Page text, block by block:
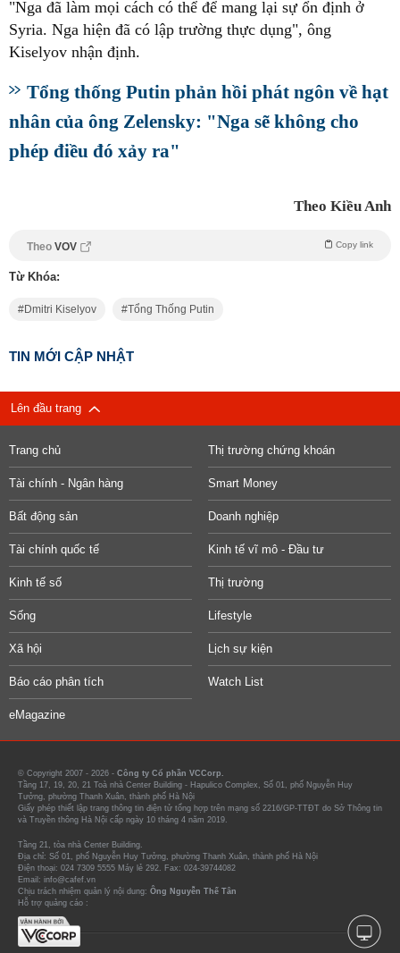
"Nga đã làm mọi cách có thể để mang lại sự ổn định ở
Syria. Nga hiện đã có lập trường thực dụng", ông
Kiselyov nhận định.
Tổng thống Putin phản hồi phát ngôn về hạt
nhân của ông Zelensky: "Nga sẽ không cho
phép điều đó xảy ra"
Theo Kiều Anh
Theo VOV Copy link
Từ Khóa:
Dmitri Kiselyov Tổng Thống Putin
TIN MỚI CẬP NHẬT
Lên đầu trang
Trang chủ Thị trường chứng khoán
Tài chính - Ngân hàng Smart Money
Bất động sản Doanh nghiệp
Tài chính quốc tế Kinh tế vĩ mô - Đầu tư
Kinh tế số Thị trường
Sống Lifestyle
Xã hội Lịch sự kiện
Báo cáo phân tích Watch List
eMagazine
© Copyright 2007 - 2026 - Công ty Cổ phần VCCorp.
Tầng 17, 19, 20, 21 Toà nhà Center Building - Hapulico Complex, Số 01, phố Nguyễn Huy
Tưởng, phường Thanh Xuân, thành phố Hà Nội
Giấy phép thiết lập trang thông tin điện tử tổng hợp trên mạng số 2216/GP-TTĐT do Sở Thông tin
và Truyền thông Hà Nội cấp ngày 10 tháng 4 năm 2019.
Tầng 21, tòa nhà Center Building.
Địa chỉ: Số 01, phố Nguyễn Huy Tưởng, phường Thanh Xuân, thành phố Hà Nội
Điện thoại: 024 7309 5555 Máy lẻ 292. Fax: 024-39744082
Email: info@cafef.vn
Chịu trách nhiệm quản lý nội dung: Ông Nguyễn Thế Tân
Hỗ trợ quảng cáo :